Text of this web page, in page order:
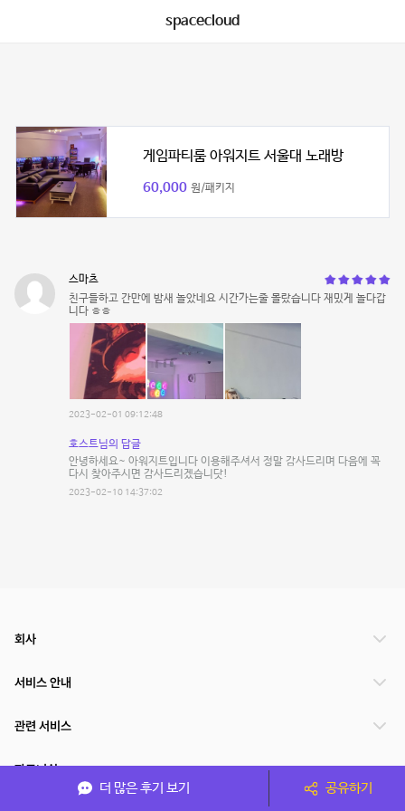
spacecloud
게임파티룸 아워지트 서울대 노래방
60,000 원/패키지
스마츠
친구들하고 간만에 밤새 놀았네요 시간가는줄 몰랐습니다 재밌게 놀다갑
니다 ㅎㅎ
2023-02-01 09:12:48
호스트님의 답글
안녕하세요~ 아워지트입니다 이용해주셔서 정말 감사드리며 다음에 꼭
다시 찾아주시면 감사드리겠습니닷!
2023-02-10 14:37:02
더 많은 후기 보기 공유하기
회사
서비스 안내
관련 서비스
파트너쉽